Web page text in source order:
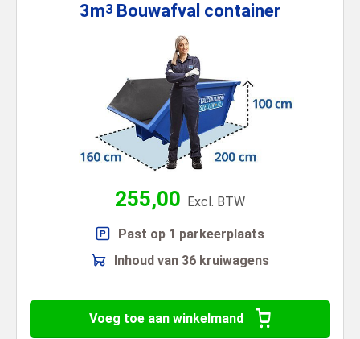
3m3 Bouwafval container
255,00 Excl. BTW
Past op 1 parkeerplaats
Inhoud van 36 kruiwagens
Voeg toe aan winkelmand